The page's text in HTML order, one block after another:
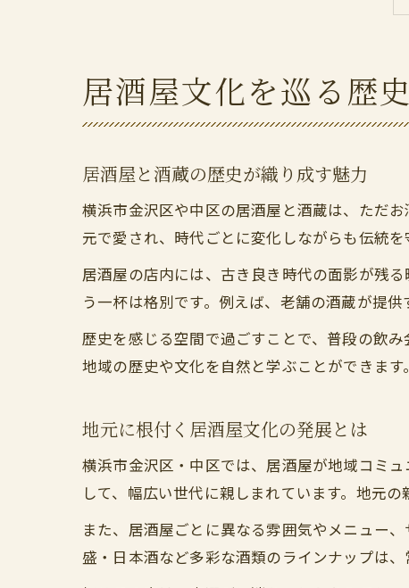
居酒屋文化を巡る歴
居酒屋と酒蔵の歴史が織り成す魅力
横浜市金沢区や中区の居酒屋と酒蔵は、ただ
元で愛され、時代ごとに変化しながらも伝統
居酒屋の店内には、古き良き時代の面影が残
う一杯は格別です。例えば、老舗の酒蔵が提
歴史を感じる空間で過ごすことで、普段の飲
地域の歴史や文化を自然と学ぶことができます。
地元に根付く居酒屋文化の発展とは
横浜市金沢区・中区では、居酒屋が地域コミ
して、幅広い世代に親しまれています。地元
また、居酒屋ごとに異なる雰囲気やメニュー
盛・日本酒など多彩な酒類のラインナップは